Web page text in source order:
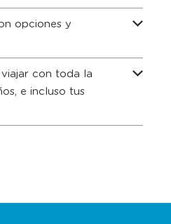
opciones y
con toda la
e incluso tus